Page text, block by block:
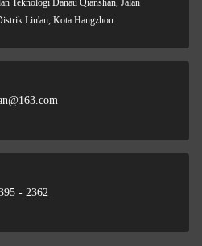
Teknologi Danau Qianshan, Jalan
Lin'an, Kota Hangzhou
- 2362